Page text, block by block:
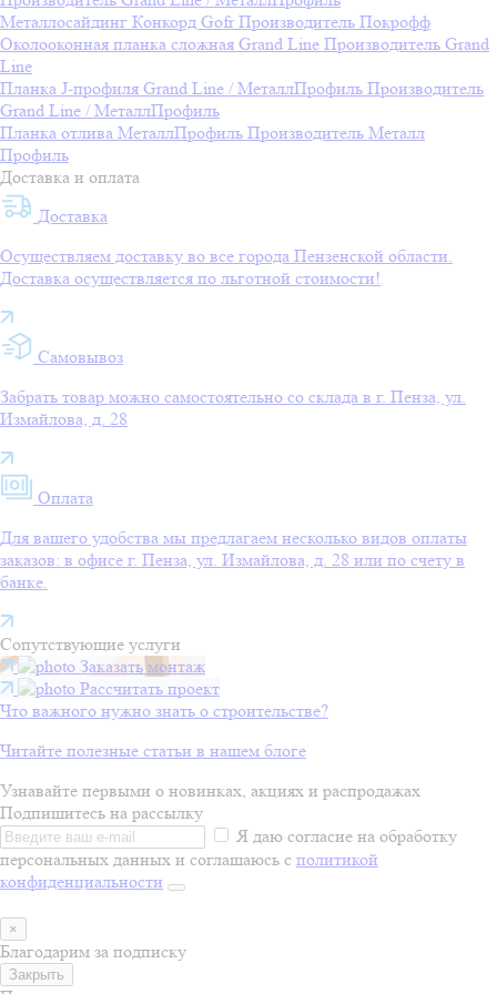
Металлосайдинг Конкорд Gofr Производитель Покрофф
Околооконная планка сложная Grand Line Производитель Grand
Line
Планка J-профиля Grand Line / МеталлПрофиль Производитель
Grand Line / МеталлПрофиль
Планка отлива МеталлПрофиль Производитель Металл
Профиль
Доставка и оплата
Доставка
Осуществляем доставку во все города Пензенской области.
Доставка осуществляется по льготной стоимости!
Самовывоз
Забрать товар можно самостоятельно со склада в г. Пенза, ул.
Измайлова, д. 28
Оплата
Для вашего удобства мы предлагаем несколько видов оплаты
заказов: в офисе г. Пенза, ул. Измайлова, д. 28 или по счету в
банке.
Сопутствующие услуги
Заказать монтаж
Рассчитать проект
Что важного нужно знать о строительстве?
Читайте полезные статьи в нашем блоге
Узнавайте первыми о новинках, акциях и распродажах
Подпишитесь на рассылку
Я даю согласие на обработку
персональных данных и соглашаюсь с политикой
конфиденциальности
×
Благодарим за подписку
Закрыть